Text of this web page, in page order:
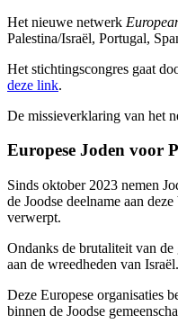
Het nieuwe netwerk
Palestina/Israël, Portugal,
Het stichtingscongres gaat
deze link.
De missieverklaring van het
Europese Joden voor
Sinds oktober 2023 nemen
de Joodse deelname aan
verwerpt.
Ondanks de brutaliteit van
aan de wreedheden van Israël.
Deze Europese organisaties
binnen de Joodse